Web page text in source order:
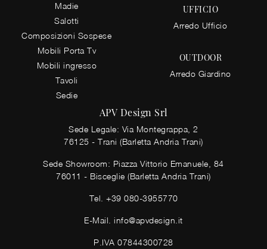
Madie
Salotti
Composizioni Sospese
Mobili Porta Tv
Mobili ingresso
Tavoli
Sedie
UFFICIO
Arredo Ufficio
OUTDOOR
Arredo Giardino
APV Design Srl
Sede Legale: Via Montegrappa, 2
76125 - Trani (Barletta Andria Trani)
Sede Showroom: Piazza Vittorio Emanuele, 84
76011 - Bisceglie (Barletta Andria Trani)
Tel. +39 080-3955770
E-Mail.info@apvdesign.it
P.IVA 07844300728